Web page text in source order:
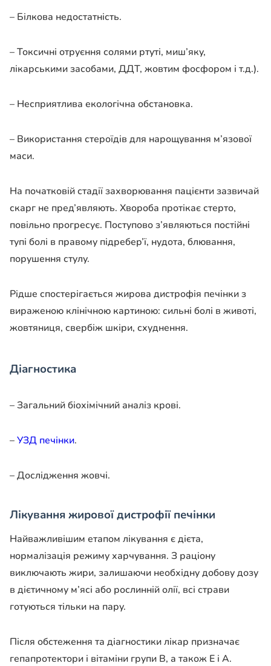
– Білкова недостатність.
– Токсичні отруєння солями ртуті, миш’яку,
лікарськими засобами, ДДТ, жовтим фосфором і т.д.).
– Несприятлива екологічна обстановка.
– Використання стероїдів для нарощування м’язової
маси.
На початковій стадії захворювання пацієнти зазвичай
скарг не пред’являють. Хвороба протікає стерто,
повільно прогресує. Поступово з’являються постійні
тупі болі в правому підребер’ї, нудота, блювання,
порушення стулу.
Рідше спостерігається жирова дистрофія печінки з
вираженою клінічною картиною: сильні болі в животі,
жовтяниця, свербіж шкіри, схуднення.
Діагностика
– Загальний біохімічний аналіз крові.
–УЗД печінки.
– Дослідження жовчі.
Лікування жирової дистрофії печінки
Найважливішим етапом лікування є дієта,
нормалізація режиму харчування. З раціону
виключають жири, залишаючи необхідну добову дозу
в дієтичному м’ясі або рослинній олії, всі страви
готуються тільки на пару.
Після обстеження та діагностики лікар призначає
гепапротектори і вітаміни групи В, а також Е і А.